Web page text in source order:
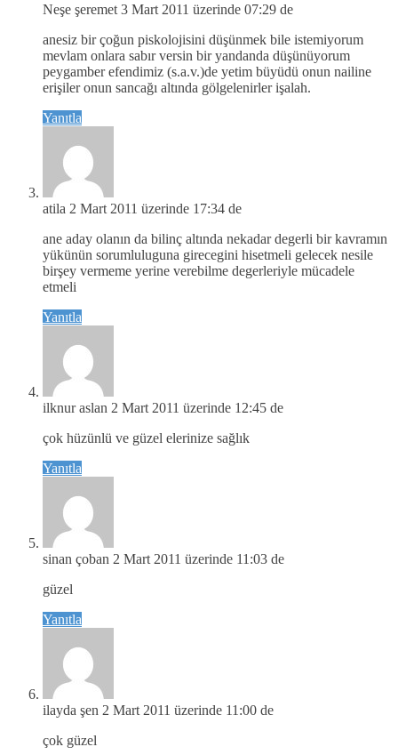
Neşe şeremet 3 Mart 2011 üzerinde 07:29 de
anesiz bir çoğun piskolojisini düşünmek bile istemiyorum
mevlam onlara sabır versin bir yandanda düşünüyorum
peygamber efendimiz (s.a.v.)de yetim büyüdü onun nailine
erişiler onun sancağı altında gölgelenirler işalah.
Yanıtla
atila 2 Mart 2011 üzerinde 17:34 de
ane aday olanın da bilinç altında nekadar degerli bir kavramın
yükünün sorumluluguna girecegini hisetmeli gelecek nesile
birşey vermeme yerine verebilme degerleriyle mücadele
etmeli
Yanıtla
ilknur aslan 2 Mart 2011 üzerinde 12:45 de
çok hüzünlü ve güzel elerinize sağlık
Yanıtla
sinan çoban 2 Mart 2011 üzerinde 11:03 de
güzel
Yanıtla
ilayda şen 2 Mart 2011 üzerinde 11:00 de
çok güzel